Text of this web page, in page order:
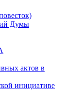
Думы
актов в
инициативе